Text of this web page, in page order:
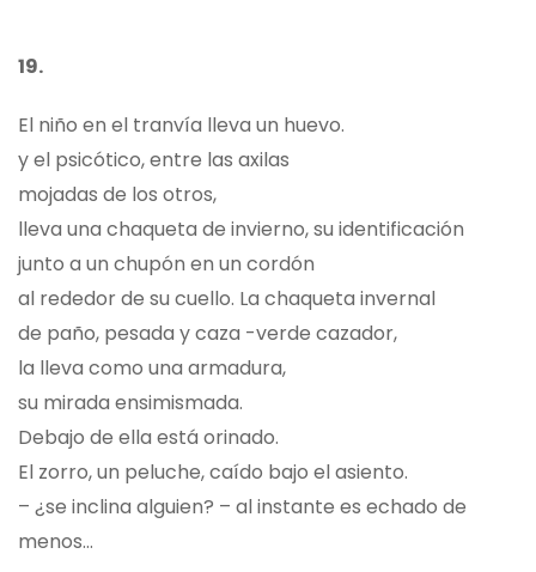
19.
El niño en el tranvía lleva un huevo.
y el psicótico, entre las axilas
mojadas de los otros,
lleva una chaqueta de invierno, su identificación
junto a un chupón en un cordón
al rededor de su cuello. La chaqueta invernal
de paño, pesada y caza -verde cazador,
la lleva como una armadura,
su mirada ensimismada.
Debajo de ella está orinado.
El zorro, un peluche, caído bajo el asiento.
– ¿se inclina alguien? – al instante es echado de
menos...